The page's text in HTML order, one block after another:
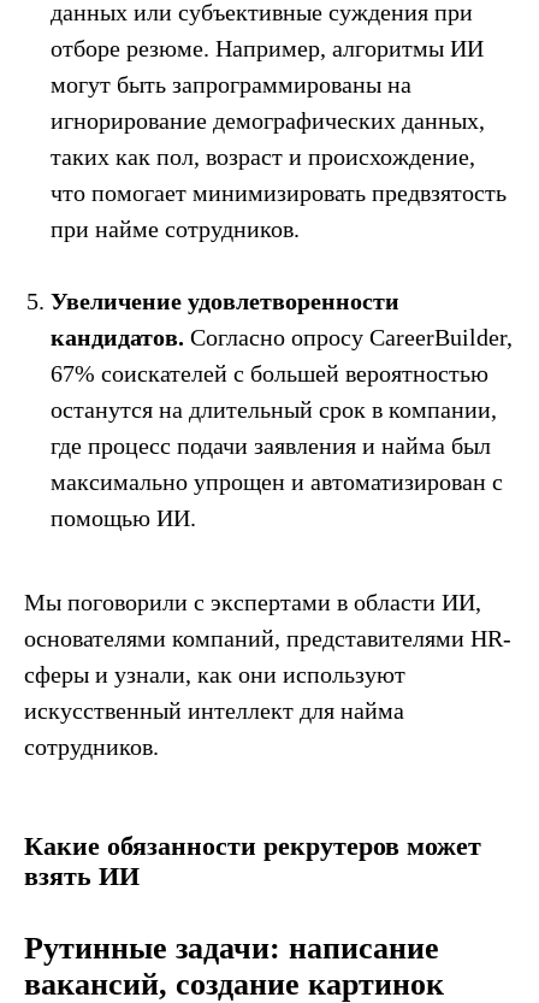
данных или субъективные суждения при
отборе резюме. Например, алгоритмы ИИ
могут быть запрограммированы на
игнорирование демографических данных,
таких как пол, возраст и происхождение,
что помогает минимизировать предвзятость
при найме сотрудников.
Увеличение удовлетворенности
кандидатов. Согласно опросу CareerBuilder,
67% соискателей с большей вероятностью
останутся на длительный срок в компании,
где процесс подачи заявления и найма был
максимально упрощен и автоматизирован с
помощью ИИ.
Мы поговорили с экспертами в области ИИ,
основателями компаний, представителями HR-
сферы и узнали, как они используют
искусственный интеллект для найма
сотрудников.
Какие обязанности рекрутеров может
взять ИИ
Рутинные задачи: написание
вакансий, создание картинок